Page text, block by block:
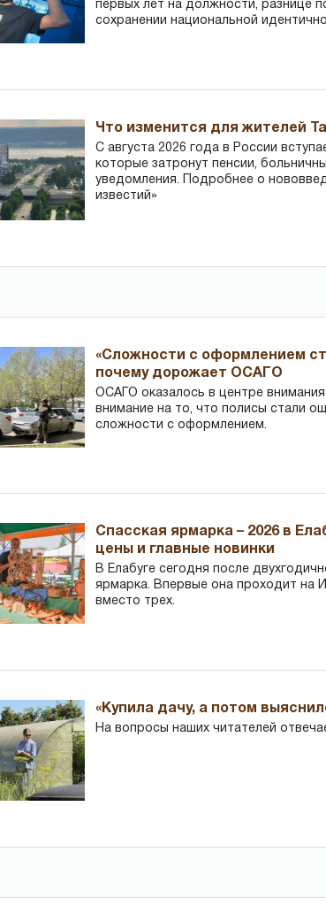
первых лет на должности, разнице
сохранении национальной
Что изменится для жителей
С августа 2026 года в России
которые затронут пенсии,
уведомления. Подробнее о
известий»
«Сложности с оформлением
почему дорожает ОСАГО
ОСАГО оказалось в центре
внимание на то, что полисы стали
сложности с оформлением.
Спасская ярмарка – 2026 в
цены и главные новинки
В Елабуге сегодня после
ярмарка. Впервые она проходит на
вместо трех.
«Купила дачу, а потом
На вопросы наших читателей